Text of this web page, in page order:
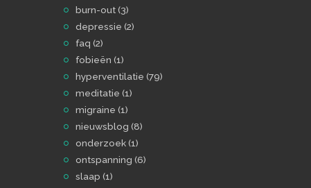
burn-out(3)
depressie (2)
faq (2)
fobieën (1)
hyperventilatie (79)
meditatie (1)
migraine (1)
nieuwsblog (8)
onderzoek(1)
ontspanning (6)
slaap (1)